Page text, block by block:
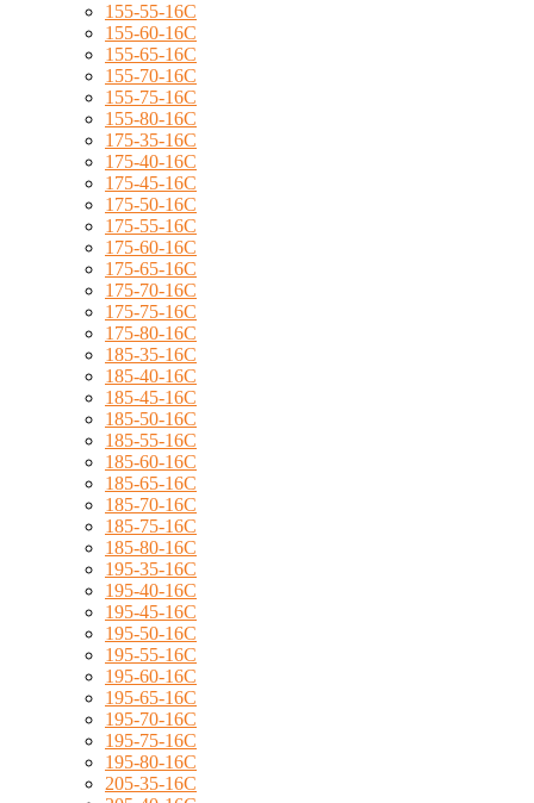
155-55-16C
155-60-16C
155-65-16C
155-70-16C
155-75-16C
155-80-16C
175-35-16C
175-40-16C
175-45-16C
175-50-16C
175-55-16C
175-60-16C
175-65-16C
175-70-16C
175-75-16C
175-80-16C
185-35-16C
185-40-16C
185-45-16C
185-50-16C
185-55-16C
185-60-16C
185-65-16C
185-70-16C
185-75-16C
185-80-16C
195-35-16C
195-40-16C
195-45-16C
195-50-16C
195-55-16C
195-60-16C
195-65-16C
195-70-16C
195-75-16C
195-80-16C
205-35-16C